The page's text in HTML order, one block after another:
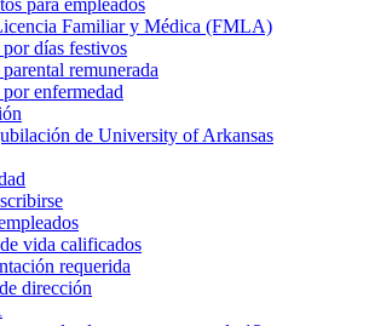
para empleados
Familiar y Médica (FMLA)
días festivos
remunerada
enfermedad
de University of Arkansas
vida calificados
requerida
dirección